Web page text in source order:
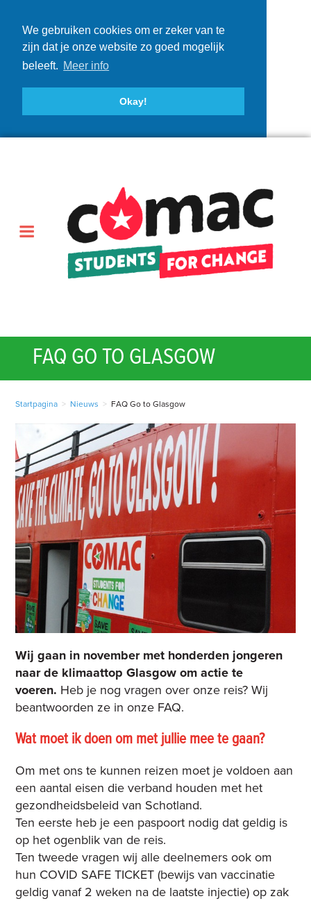
We gebruiken cookies om er zeker van te
zijn dat je onze website zo goed mogelijk
beleeft. Meer info
Okay!
FAQ GO TO GLASGOW
Startpagina > Nieuws > FAQ Go to Glasgow
Wij gaan in november met honderden jongeren
naar de klimaattop Glasgow om actie te
voeren. Heb je nog vragen over onze reis? Wij
beantwoorden ze in onze FAQ.
Wat moet ik doen om met jullie mee te gaan?
Om met ons te kunnen reizen moet je voldoen aan
een aantal eisen die verband houden met het
gezondheidsbeleid van Schotland.
Ten eerste heb je een paspoort nodig dat geldig is
op het ogenblik van de reis.
Ten tweede vragen wij alle deelnemers ook om
hun COVID SAFE TICKET (bewijs van vaccinatie
geldig vanaf 2 weken na de laatste injectie) op zak